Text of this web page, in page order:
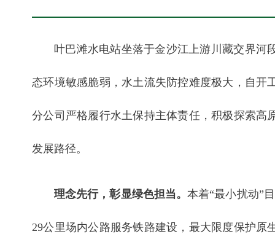
叶巴滩水电站坐落于金沙江上游川藏交界河
态环境敏感脆弱，水土流失防控难度极大，自开
分公司严格履行水土保持主体责任，积极探索高
发展路径。
理念先行，彰显绿色担当。本着“最小扰动”
29公里场内公路服务铁路建设，最大限度保护